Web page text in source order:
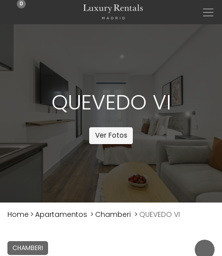
0
QUEVEDO VI
Ver Fotos
Home > Apartamentos > Chamberi > QUEVEDO VI
CHAMBERI